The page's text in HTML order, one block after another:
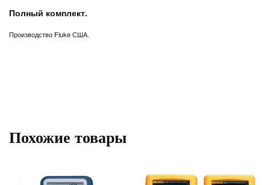
Полный комплект.
Производство Fluke США.
Похожие товары